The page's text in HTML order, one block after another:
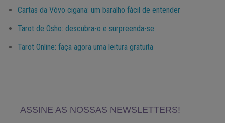
Cartas da Vóvo cigana: um baralho fácil de entender
Tarot de Osho: descubra-o e surpreenda-se
Tarot Online: faça agora uma leitura gratuita